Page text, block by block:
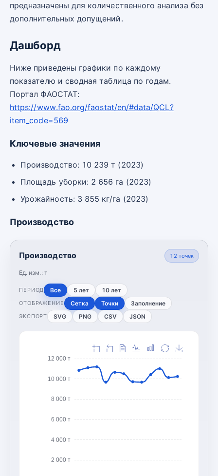
предназначены для количественного анализа без
дополнительных допущений.
Дашборд
Ниже приведены графики по каждому
показателю и сводная таблица по годам.
Портал ФАОСТАТ:
https://www.fao.org/faostat/en/#data/QCL?
item_code=569
Ключевые значения
Производство: 10 239 т (2023)
Площадь уборки: 2 656 га (2023)
Урожайность: 3 855 кг/га (2023)
Производство
Производство
Ед. изм.: т
12 точек
ПЕРИОД Все 5 лет 10 лет
ОТОБРАЖЕНИЕ Сетка Точки Заполнение
ЭКСПОРТ SVG PNG CSV JSON
2 000 т
4 000 т
6 000 т
8 000 т
10 000 т
12 000 т